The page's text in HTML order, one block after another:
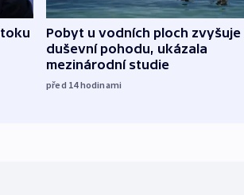
Pobyt u vodních ploch zvyšuje
duševní pohodu, ukázala
mezinárodní studie
před 14hodinami